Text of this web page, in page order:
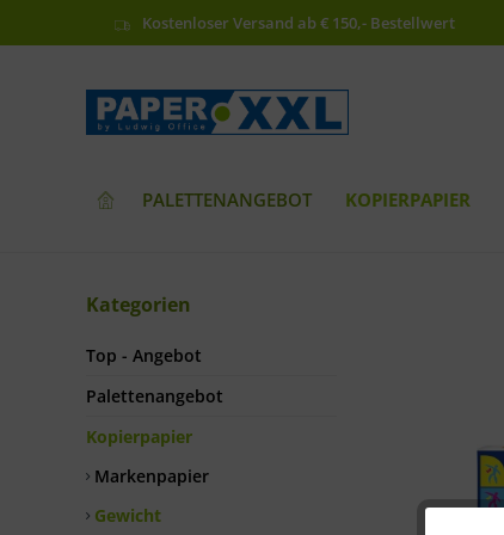
Kostenloser Versand ab € 150,- Bestellwert
PALETTENANGEBOT KOPIERPAPIER
Kategorien
Top - Angebot
Palettenangebot
Kopierpapier
Markenpapier
Gewicht